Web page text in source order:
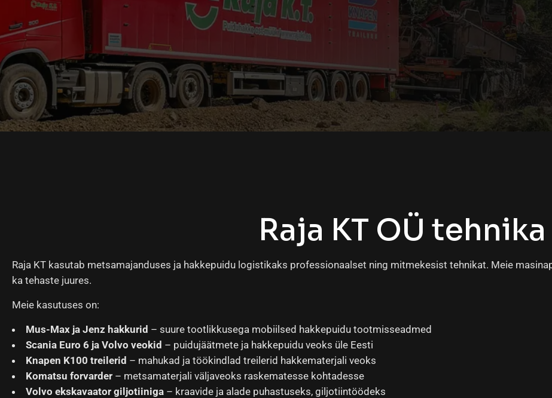
Raja KT OÜ tehnika
Raja KT kasutab metsamajanduses ja hakkepuidu logistikaks professionaalset ning mitmekesist tehnikat. Meie
ka tehaste juures.
Meie kasutuses on:
Mus-Max ja Jenz hakkurid – suure tootlikkusega mobiilsed hakkepuidu tootmisseadmed
Scania Euro 6 ja Volvo veokid – puidujäätmete ja hakkepuidu veoks üle Eesti
Knapen K100 treilerid – mahukad ja töökindlad treilerid hakkematerjali veoks
Komatsu forvarder – metsamaterjali väljaveoks raskematesse kohtadesse
Volvo ekskavaator giljotiiniga – kraavide ja alade puhastuseks, giljotiintöödeks